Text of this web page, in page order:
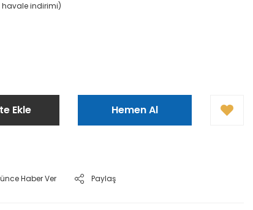
havale indirimi)
Ekle Hemen Al
Haber Ver Paylaş